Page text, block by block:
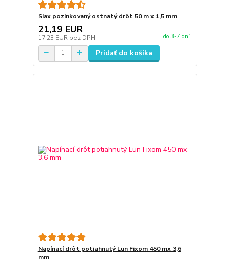
Siax pozinkovaný ostnatý drôt 50 m x 1,5 mm
21,19 EUR
17,23 EUR bez DPH do 3-7 dní
Pridať do košíka
Napínací drôt potiahnutý Lun Fixom 450 mx 3,6
mm